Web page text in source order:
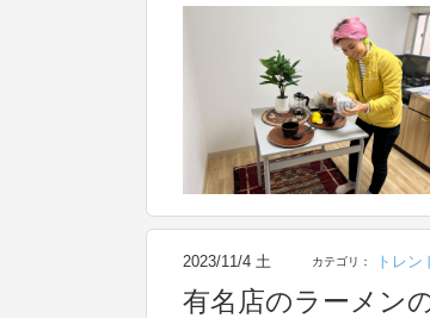
2023/11/4 土 カテゴリ： トレン
有名店のラーメン